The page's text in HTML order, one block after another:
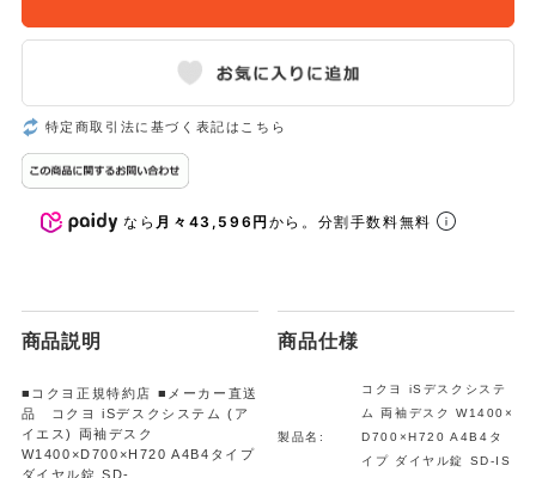
特定商取引法に基づく表記はこちら
なら 月々43,596円から。分割手数料無料
商品説明
■コクヨ正規特約店 ■メーカー直送
品 コクヨ iSデスクシステム (ア
イエス) 両袖デスク
W1400×D700×H720 A4B4タイプ
ダイヤル錠 SD-
商品仕様
製品名:
コクヨ iSデスクシステ
ム 両袖デスク W1400×
D700×H720 A4B4タ
イプ ダイヤル錠 SD-IS